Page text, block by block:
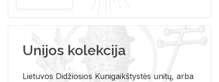
Unijos kolekcija
Lietuvos Didžiosios Kunigaikštystės unitų, arba